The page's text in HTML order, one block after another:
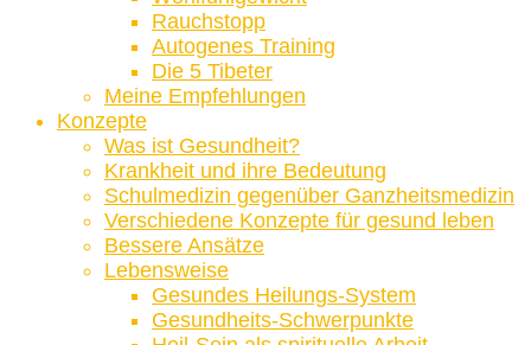
Rauchstopp
Autogenes Training
Die 5 Tibeter
Meine Empfehlungen
Konzepte
Was ist Gesundheit?
Krankheit und ihre Bedeutung
Schulmedizin gegenüber Ganzheitsmedizin
Verschiedene Konzepte für gesund leben
Bessere Ansätze
Lebensweise
Gesundes Heilungs-System
Gesundheits-Schwerpunkte